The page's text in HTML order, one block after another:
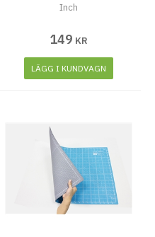
Inch
149 KR
LÄGG I KUNDVAGN